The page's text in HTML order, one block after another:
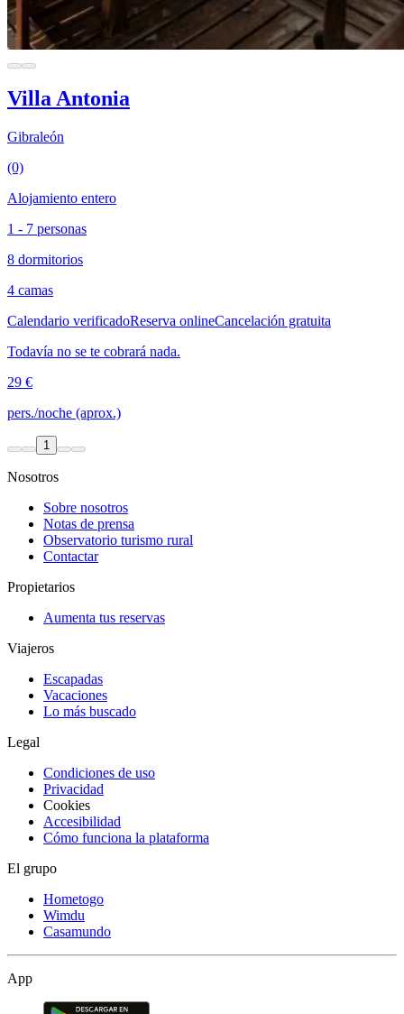
Villa Antonia
Gibraleón
(0)
Alojamiento entero
1 - 7 personas
8 dormitorios
4 camas
Calendario verificadoReserva onlineCancelación gratuita
Todavía no se te cobrará nada.
29 €
pers./noche (aprox.)
1
Nosotros
Sobre nosotros
Notas de prensa
Observatorio turismo rural
Contactar
Propietarios
Aumenta tus reservas
Viajeros
Escapadas
Vacaciones
Lo más buscado
Legal
Condiciones de uso
Privacidad
Cookies
Accesibilidad
Cómo funciona la plataforma
El grupo
Hometogo
Wimdu
Casamundo
App